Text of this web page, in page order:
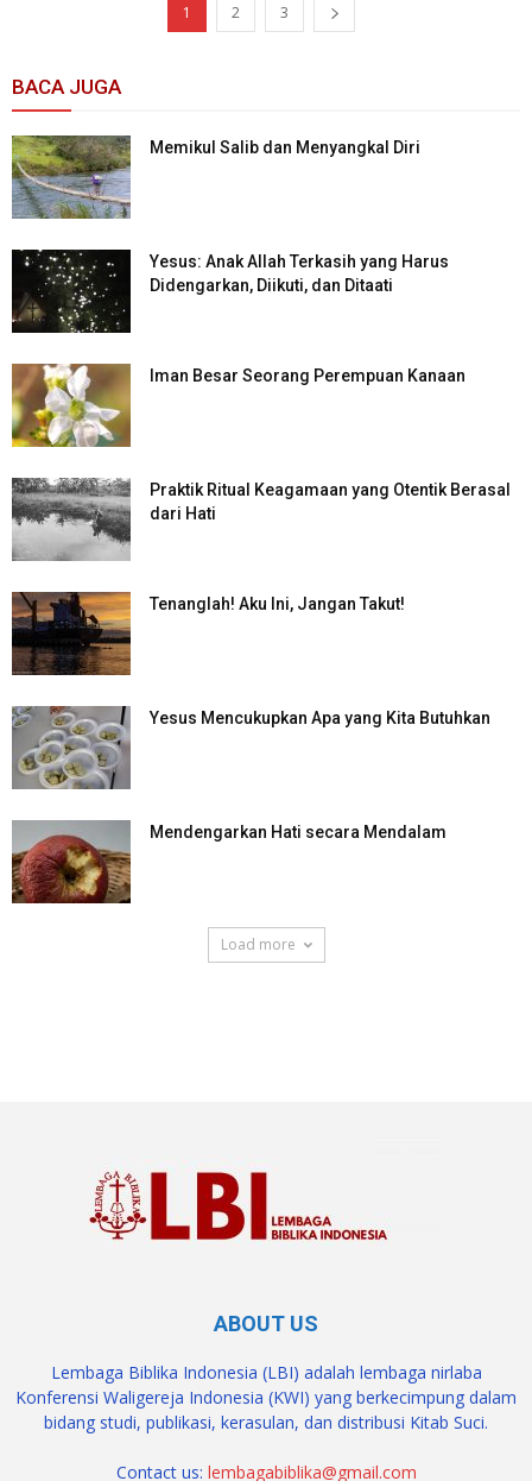
1 2 3
BACA JUGA
Memikul Salib dan Menyangkal Diri
Yesus: Anak Allah Terkasih yang Harus
Didengarkan, Diikuti, dan Ditaati
Iman Besar Seorang Perempuan Kanaan
Praktik Ritual Keagamaan yang Otentik Berasal
dari Hati
Tenanglah! Aku Ini, Jangan Takut!
Yesus Mencukupkan Apa yang Kita Butuhkan
Mendengarkan Hati secara Mendalam
Load more
ABOUT US
Lembaga Biblika Indonesia (LBI) adalah lembaga nirlaba
Konferensi Waligereja Indonesia (KWI) yang berkecimpung dalam
bidang studi, publikasi, kerasulan, dan distribusi Kitab Suci.
Contact us: lembagabiblika@gmail.com